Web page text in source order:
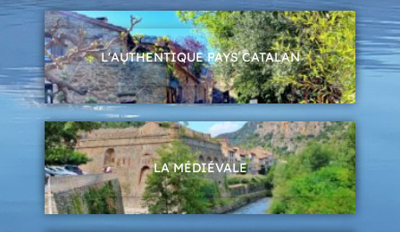
L'AUTHENTIQUE PAYS CATALAN
LA MÉDIÉVALE